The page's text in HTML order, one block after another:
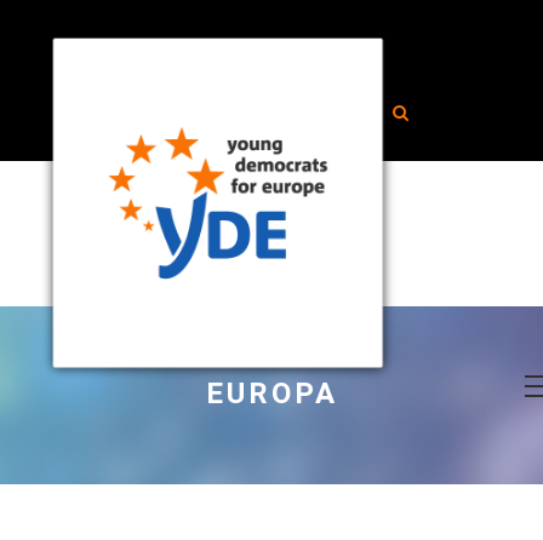
EUROPA